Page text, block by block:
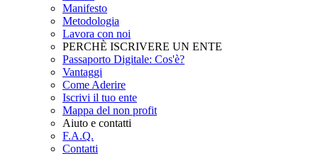
Manifesto
Metodologia
Lavora con noi
PERCHÈ ISCRIVERE UN ENTE
Passaporto Digitale: Cos'è?
Vantaggi
Come Aderire
Iscrivi il tuo ente
Mappa del non profit
Aiuto e contatti
F.A.Q.
Contatti